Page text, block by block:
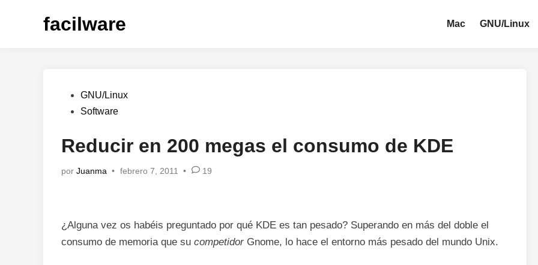
facilware Mac GNU/Linux
Publicado
en
GNU/Linux
Software
Reducir en 200 megas el consumo de KDE
por Juanma • febrero 7, 2011 • 19
¿Alguna vez os habéis preguntado por qué KDE es tan pesado? Superando en más del doble el
consumo de memoria que su competidor Gnome, lo hace el entorno más pesado del mundo Unix.